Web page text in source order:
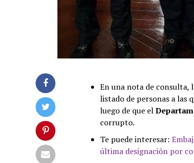
En una nota de consulta,
listado de personas a las
luego de que el
corrupto.
Te puede interesar:
última designación por